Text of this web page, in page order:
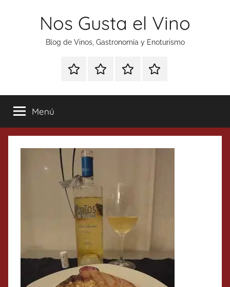
Nos Gusta el Vino
Blog de Vinos, Gastronomía y Enoturismo
Especial
Tonics
Enoturismo
Gastronomía
RankingContacto
Menú